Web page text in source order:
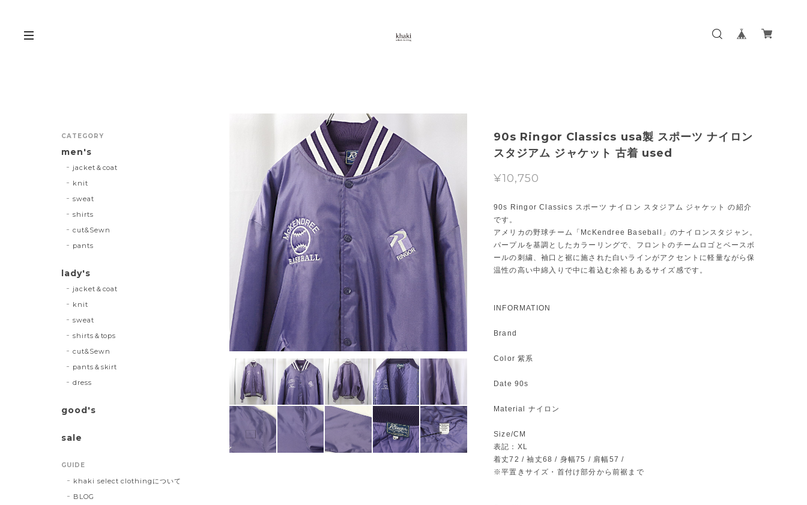
90s Ringor Classics usa製 スポーツ ナイロン
スタジアム ジャケット 古着 used
¥10,750
90s Ringor Classics スポーツ ナイロン スタジアム ジャケット の紹介
です。
アメリカの野球チーム「McKendree Baseball」のナイロンスタジャン。
パープルを基調としたカラーリングで、フロントのチームロゴとベースボ
ールの刺繍、袖口と裾に施された白いラインがアクセントに軽量ながら保
温性の高い中綿入りで中に着込む余裕もあるサイズ感です。
INFORMATION
Brand
Color 紫系
Date 90s
Material ナイロン
Size/CM
表記：XL
着丈72 / 袖丈68 / 身幅75 / 肩幅57 /
※平置きサイズ・首付け部分から前裾まで
CATEGORY
men's
jacket＆coat
knit
sweat
shirts
cut&Sewn
pants
lady's
jacket＆coat
knit
sweat
shirts＆tops
cut&Sewn
pants＆skirt
dress
good's
sale
GUIDE
khaki select clothingについて
BLOG